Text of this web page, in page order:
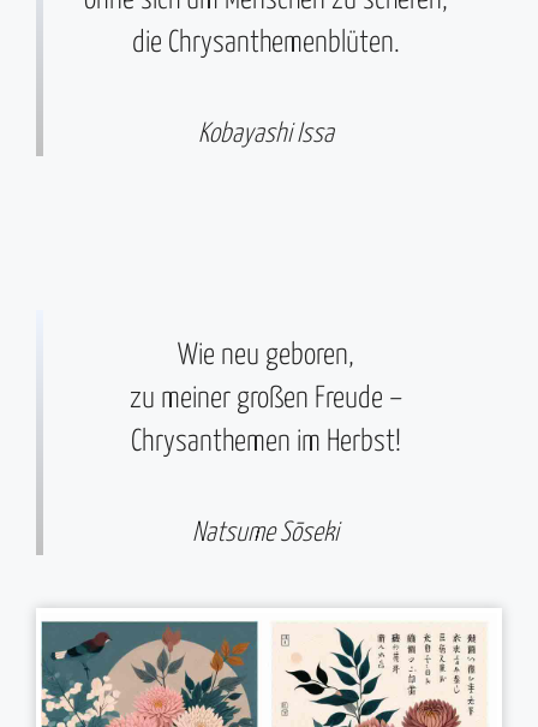
die Chrysanthemenblüten.
Kobayashi Issa
Wie neu geboren,
zu meiner großen Freude –
Chrysanthemen im Herbst!
Natsume Sōseki